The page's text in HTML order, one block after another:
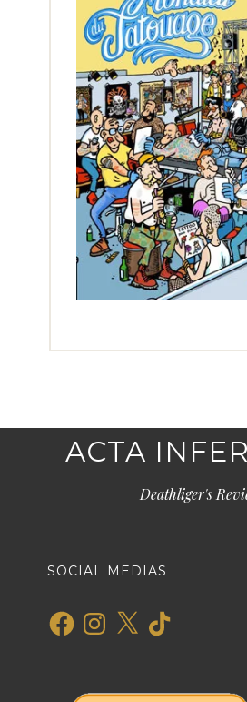
ACTA
Deathliger's
SOCIAL MEDIAS
FacebookInstagram
X TikTok